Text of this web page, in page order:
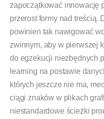
zapoczątkować innowację
przerost formy nad treścią.
powinien tak nawigować
zwinnym, aby w pierwszej
do egzekucji niezbędnych
learning na postawie
których jeszcze nie ma,
ciągi znaków w plikach
niestandardowe ścieżki